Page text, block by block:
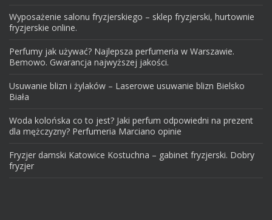
Wyposażenie salonu fryzjerskiego – sklep fryzjerski, hurtownie
fryzjerskie online.
Perfumy jak używać? Najlepsza perfumeria w Warszawie.
Bemowo. Gwarancja najwyższej jakości.
Usuwanie blizn i żylaków – Laserowe usuwanie blizn Bielsko
Biała
Woda kolońska co to jest? Jaki perfum odpowiedni na prezent
dla mężczyzny? Perfumeria Marciano opinie
Fryzjer damski Katowice Kostuchna – gabinet fryzjerski. Dobry
fryzjer